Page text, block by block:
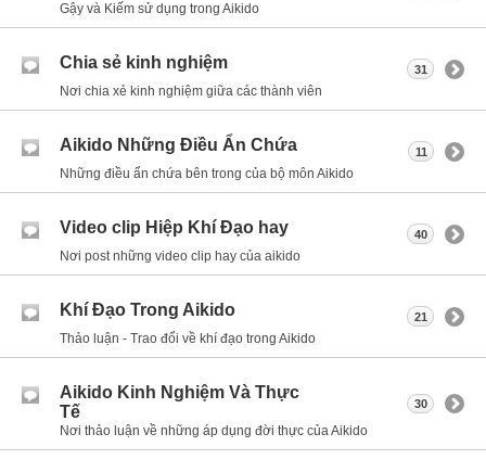
Gậy và Kiếm sử dụng trong Aikido
Chia sẻ kinh nghiệm
Nơi chia xẻ kinh nghiệm giữa các thành viên
31
Aikido Những Điều Ẩn Chứa
Những điều ẩn chứa bên trong của bộ môn Aikido
11
Video clip Hiệp Khí Đạo hay
Nơi post những video clip hay của aikido
40
Khí Đạo Trong Aikido
Thảo luận - Trao đổi về khí đạo trong Aikido
21
Aikido Kinh Nghiệm Và Thực
Tế
Nơi thảo luận về những áp dụng đời thực của Aikido
30